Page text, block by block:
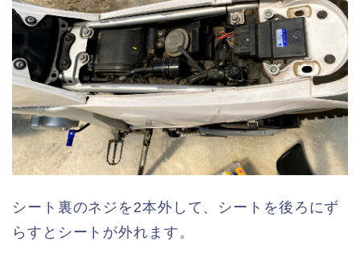
シート裏のネジを2本外して、シートを後ろにず
らすとシートが外れます。